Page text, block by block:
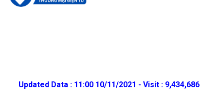
Updated Data : 11:00 10/11/2021 - Visit : 9,434,686